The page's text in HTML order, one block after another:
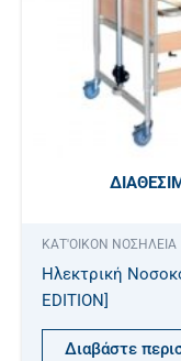
ΚΑΤ'ΟΙΚΟΝ ΝΟΣΗΛΕΙΑ
Ηλεκτρική
EDITION]
Διαβάστε